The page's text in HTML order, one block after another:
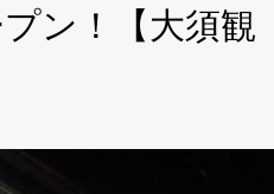
ン！【大須観